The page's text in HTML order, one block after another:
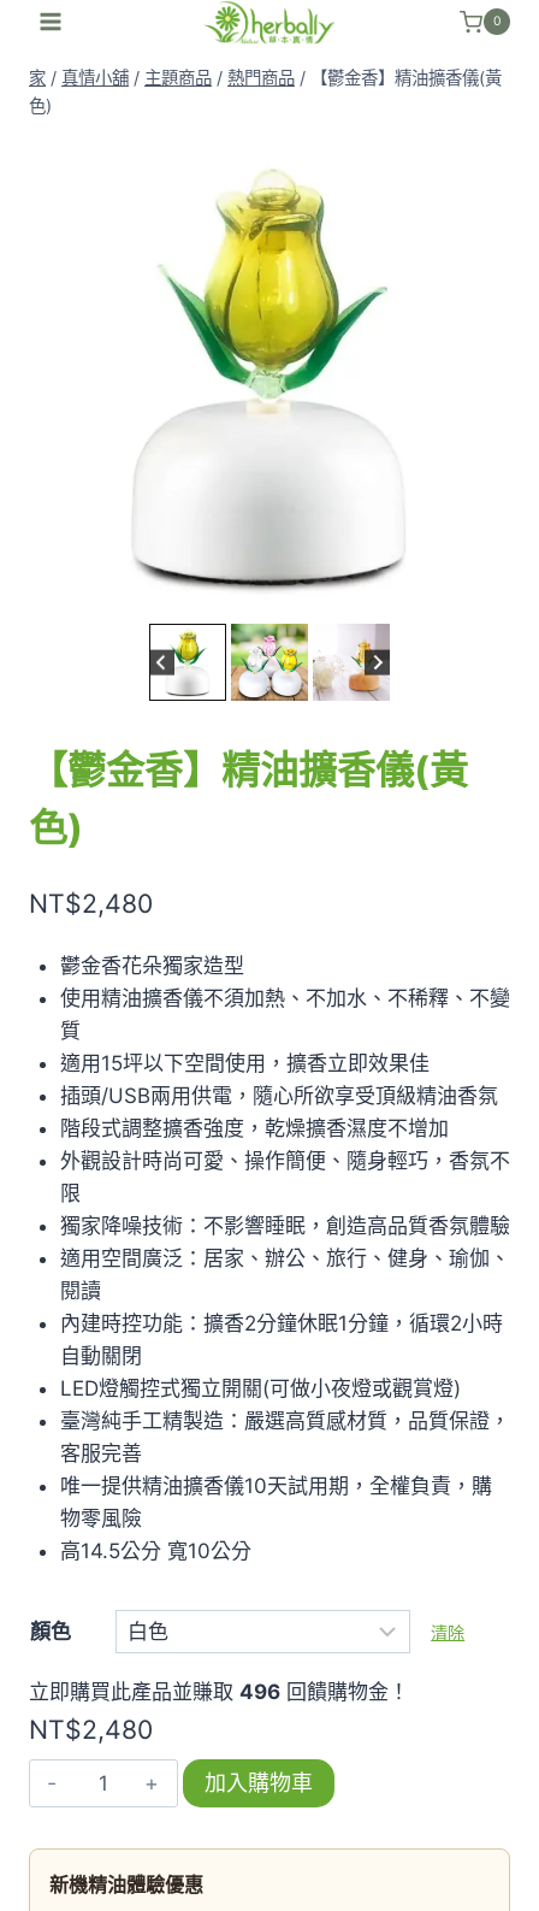
0
家 / 真情小舖 / 主題商品 / 熱門商品 /
【鬱金香】精油擴香儀(黃
色)
【鬱金香】精油擴香儀(黃
色)
NT$2,480
鬱金香花朵獨家造型
使用精油擴香儀不須加熱、不加水、不稀釋、不變
質
適用15坪以下空間使用，擴香立即效果佳
插頭/USB兩用供電，隨心所欲享受頂級精油香氛
階段式調整擴香強度，乾燥擴香濕度不增加
外觀設計時尚可愛、操作簡便、隨身輕巧，香氛不
限
獨家降噪技術：不影響睡眠，創造高品質香氛體驗
適用空間廣泛：居家、辦公、旅行、健身、瑜伽、
閱讀
內建時控功能：擴香2分鐘休眠1分鐘，循環2小時
自動關閉
LED燈觸控式獨立開關(可做小夜燈或觀賞燈)
臺灣純手工精製造：嚴選高質感材質，品質保證，
客服完善
唯一提供精油擴香儀10天試用期，全權負責，購
物零風險
高14.5公分 寬10公分
顏色 清除
立即購買此產品並賺取 496 回饋購物金！
NT$2,480
【鬱
金
精
加入購物車
新機精油體驗優惠